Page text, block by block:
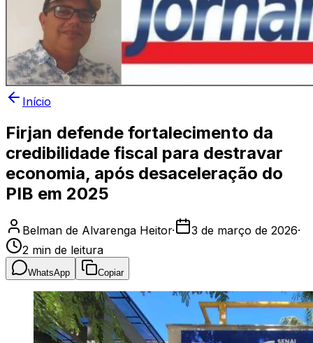
Início
Firjan defende fortalecimento da
credibilidade fiscal para destravar
economia, após desaceleração do
PIB em 2025
Belman de Alvarenga Heitor· 3 de março de 2026·
2 min de leitura
WhatsApp Copiar